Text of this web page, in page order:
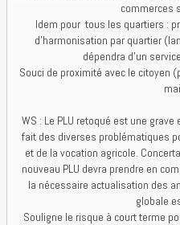
commerces
Idem pour tous les quartiers :
d’harmonisation par quartier
dépendra d’un
Souci de proximité avec le citoyen
WS : Le PLU retoqué est une
fait des diverses problématiques
et de la vocation agricole.
nouveau PLU devra prendre en
la nécessaire actualisation des
globale
Souligne le risque à court terme